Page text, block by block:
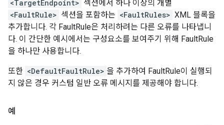
<TargetEndpoint> 섹션에서 하나 이상의 개별
<FaultRule> 섹션을 포함하는 <FaultRules> XML 블록을
추가합니다. 각 FaultRule은 처리하려는 다른 오류를 나타냅니
다. 이 간단한 예시에서는 구성요소를 보여주기 위해 FaultRule
을 하나만 사용합니다.
또한 <DefaultFaultRule> 을 추가하여 FaultRule이 실행되
지 않은 경우 커스텀 일반 오류 메시지를 제공해야 합니다.
예